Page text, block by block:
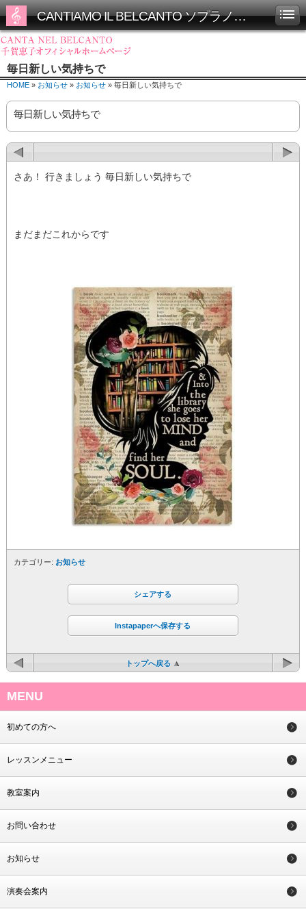
CANTIAMO IL BELCANTO ソプラノ千賀恵子オフィシャルホームページ
毎日新しい気持ちで
HOME » お知らせ » お知らせ » 毎日新しい気持ちで
毎日新しい気持ちで
さあ！ 行きましょう 毎日新しい気持ちで
まだまだこれからです
カテゴリー: お知らせ
シェアする
Instapaperへ保存する
トップへ戻る
MENU
初めての方へ
レッスンメニュー
教室案内
お問い合わせ
お知らせ
演奏会案内